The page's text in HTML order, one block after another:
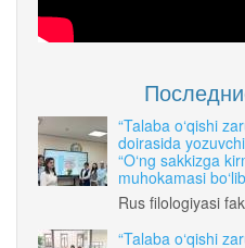
“Talaba o‘qishi
doirasida
“O‘ng sakkizga
muhokamasi
Rus filologiyasi
“Talaba o‘qishi